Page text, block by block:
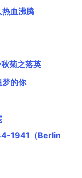
血沸腾
菊之落英
梦的你
1941（Berlin